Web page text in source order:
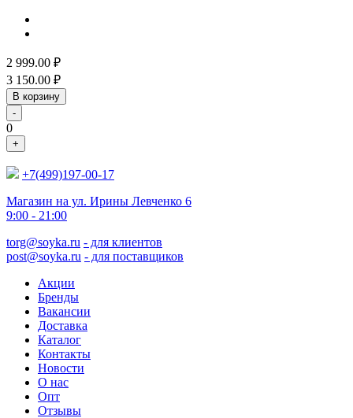
2 999.00 ₽
3 150.00 ₽
В корзину
-
0
+
+7(499)197-00-17
Магазин на ул. Ирины Левченко 6
9:00 - 21:00
torg@soyka.ru - для клиентов
post@soyka.ru - для поставщиков
Акции
Бренды
Вакансии
Доставка
Каталог
Контакты
Новости
О нас
Опт
Отзывы